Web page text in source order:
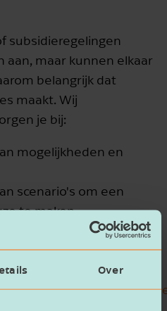
Over
subsidieregelingen
aan, maar kunnen elkaar
belangrijk dat
maakt. Wij
je bij:
mogelijkheden en
scenario's om een
te maken.
van de aanvraag
,